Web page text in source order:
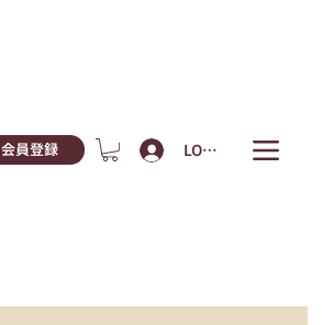
会員登録 LOGIN